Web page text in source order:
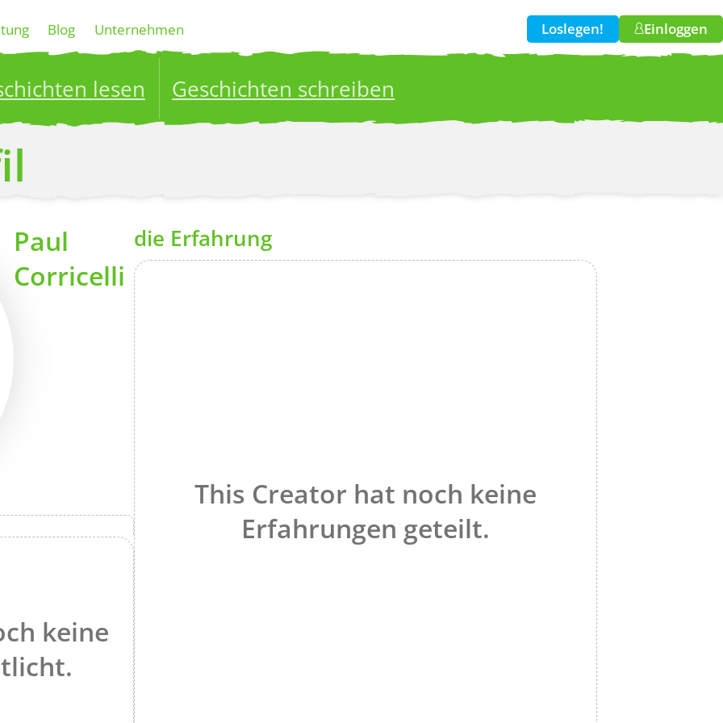
Blog Unternehmen Loslegen! Einloggen
lesen Geschichten schreiben
your stories to a global audience.
Paul
Corricelli
keine
die Erfahrung
This Creator hat noch keine
Erfahrungen geteilt.